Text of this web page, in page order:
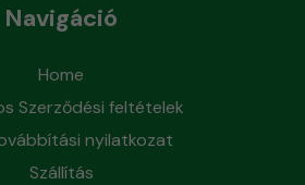
Navigáció
Home
Szerződési feltételek
nyilatkozat
Szállítás